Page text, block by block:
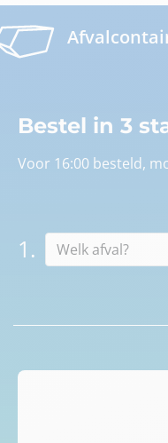
Bestel in 3
Voor 16:00 besteld,
1.